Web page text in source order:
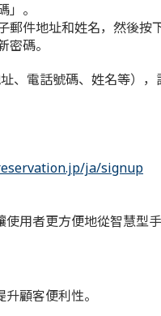
。
件地址和姓名，然後按
碼。
、電話號碼、姓名等）
ja/signup
用者更方便地從智慧型
顧客便利性。